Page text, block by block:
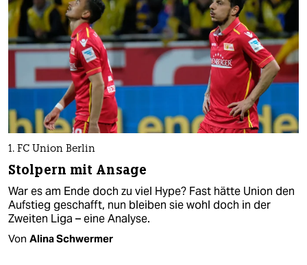
1. FC Union Berlin
Stolpern mit Ansage
War es am Ende doch zu viel Hype? Fast hätte Union den
Aufstieg geschafft, nun bleiben sie wohl doch in der
Zweiten Liga – eine Analyse.
Von Alina Schwermer